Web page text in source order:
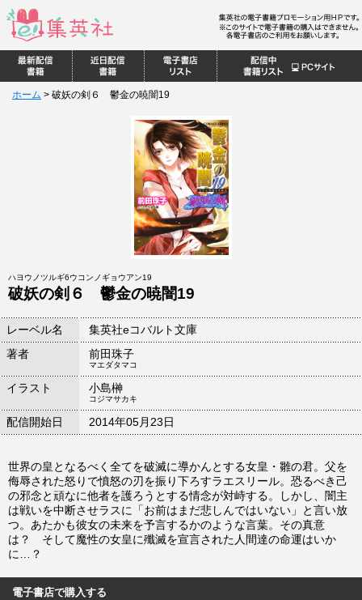
ホーム > 破妖の剣６ 鬱金の暁闇19
ハヨウノツルギ6ウコンノギョウアン19
破妖の剣６ 鬱金の暁闇19
レーベル名
集英社eコバルト文庫
著者
前田珠子
マエダタマコ
イラスト 小島榊
コジマサカキ
配信開始日 2014年05月23日
世界の皇となるべく全てを破滅に導かんとする女皇・雛の君。父を
侮辱された怒りで憤怒の刃を振り下ろすラエスリール。恐るべき己
の邪念と頑なに他者を護ろうとする情念が対峙する。しかし、闇主
は戦いを中断させラスに「お前はまだ悲しんではいない」と言い放
つ。あたかも彼女の未来を予言するかのような言葉。その真意
は？ そして魔性の女皇に殲滅を宣言された人間達の命運はいか
に…？
電子書店で購入する